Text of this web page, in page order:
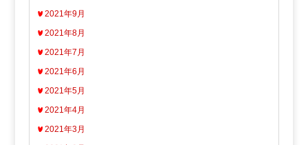
2021年9月
2021年8月
2021年7月
2021年6月
2021年5月
2021年4月
2021年3月